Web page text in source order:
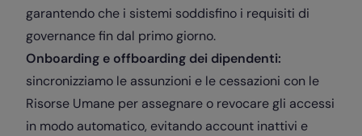
garantendo che i sistemi soddisfino i requisiti di
governance fin dal primo giorno.
Onboarding e offboarding dei dipendenti:
sincronizziamo le assunzioni e le cessazioni con le
Risorse Umane per assegnare o revocare gli accessi
in modo automatico, evitando account inattivi e